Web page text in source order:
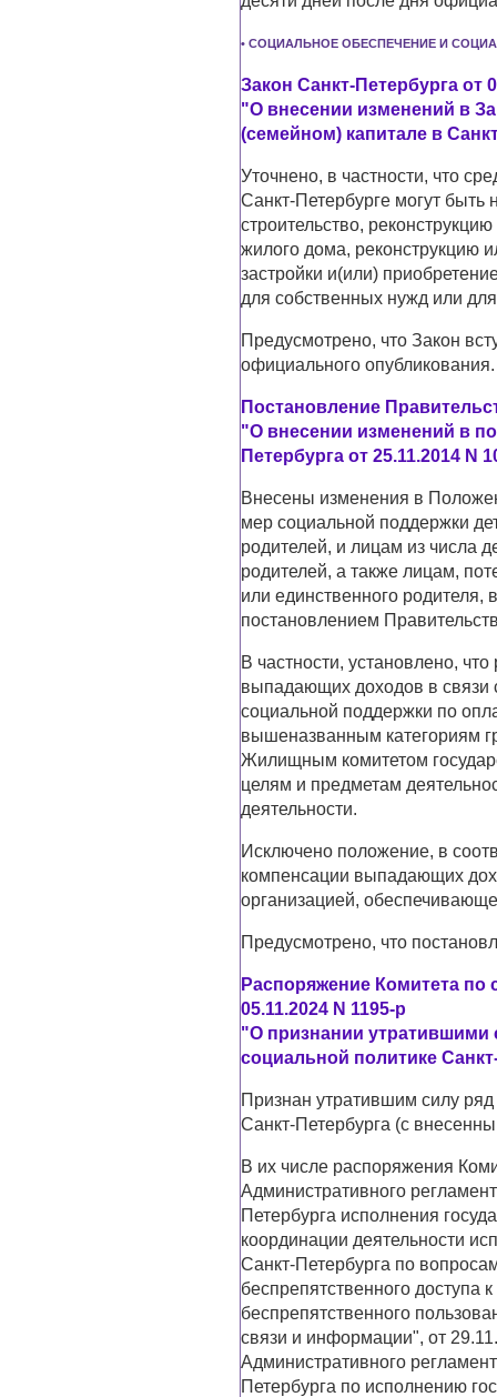
• СОЦИАЛЬНОЕ ОБЕСПЕЧЕНИЕ И
Закон Санкт-Петербурга от
"О внесении изменений в
(семейном) капитале в
Уточнено, в частности, что
Санкт-Петербурге могут
строительство,
жилого дома, реконструкцию
застройки и(или)
для собственных нужд или
Предусмотрено, что Закон
официального опубликования.
Постановление
"О внесении изменений в
Петербурга от 25.11.2014 N
Внесены изменения в
мер социальной поддержки
родителей, и лицам из числа
родителей, а также лицам,
или единственного
постановлением
В частности, установлено,
выпадающих доходов в связи
социальной поддержки по
вышеназванным категориям
Жилищным комитетом
целям и предметам
деятельности.
Исключено положение, в
компенсации выпадающих
организацией,
Предусмотрено, что
Распоряжение Комитета по
05.11.2024 N 1195-р
"О признании утратившими
социальной политике
Признан утратившим силу
Санкт-Петербурга (с
В их числе распоряжения
Административного
Петербурга исполнения
координации деятельности
Санкт-Петербурга по
беспрепятственного доступа
беспрепятственного
связи и информации", от
Административного
Петербурга по исполнению